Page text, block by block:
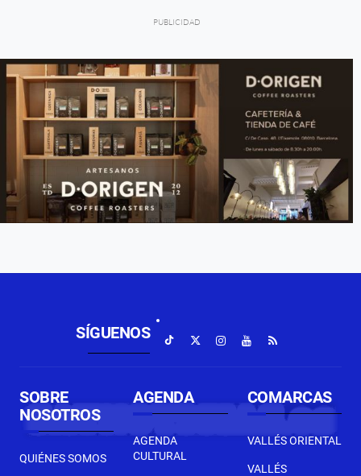
SÍGUENOS
SOBRE
NOSOTROS
QUIÉNES SOMOS
AGENDA
AGENDA
CULTURAL
COMARCAS
VALLÉS ORIENTAL
VALLÉS